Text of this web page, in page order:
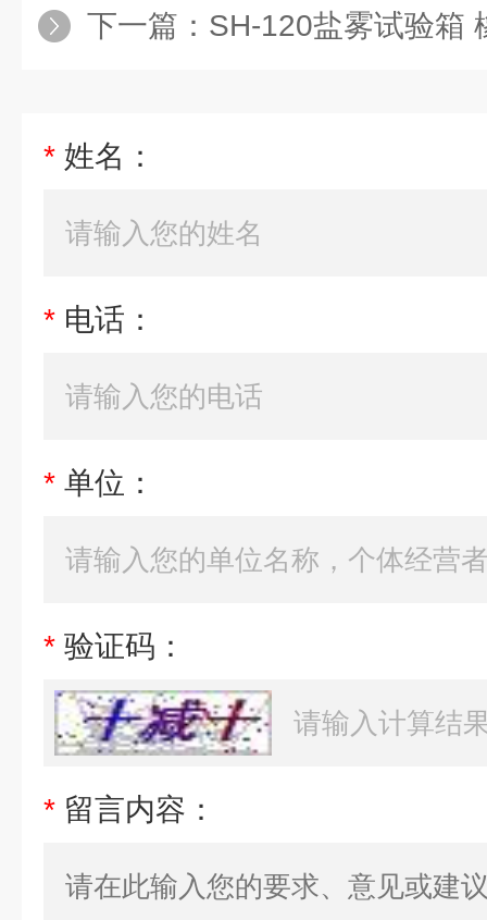
下一篇： SH-120盐雾试验箱 橡胶
* 姓名：
* 电话：
* 单位：
* 验证码：
* 留言内容：